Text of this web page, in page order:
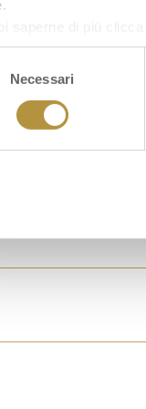
Necessari
nella
ricettario delle
banana
Fateci sapere
a questo post.